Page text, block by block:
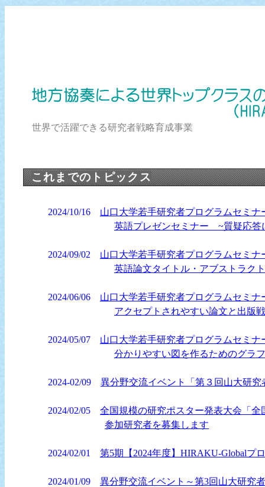
世界で活躍できる研究者戦略育成事業
これまでのトピックス
2024/10/16 山口大学若手研究者プログラムセミナ
英語プレゼンセミナー ~質疑応
2024/09/02 山口大学若手研究者プログラムセミナ
英語論文タイトル・アブストラク
2024/06/06 山口大学若手研究者プログラムセミナ
アクセプトされやすい論文と出
2024/05/07 山口大学若手研究者プログラムセミナ
分かりやすい図を作るためのグラ
2024-02/09 異分野交流イベント「第３回山大研
2024/02/05 全国規模の研究ポスター発表大会「
参加研究者を募集します
2024/02/01 第5期【2024年度】HIRAKU-Globalプ
2024/01/09 異分野交流イベント～第3回山大研究